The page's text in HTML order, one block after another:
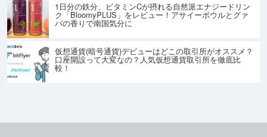
1日分の鉄分、ビタミンCが摂れる自然派エナジードリン
ク「BloomyPLUS」をレビュー！アサイーボウルとグァ
バの香りで南国気分に
仮想通貨(暗号通貨)デビューはどこの取引所がオススメ？
口座開設って大変なの？人気仮想通貨取引所を徹底比
較！